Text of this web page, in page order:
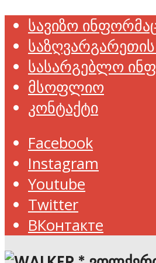
სავიზო
სასარგებლო
მსოფლიო
კონტაქტი
Facebook
Instagram
Youtube
Twitter
ВКонтакте